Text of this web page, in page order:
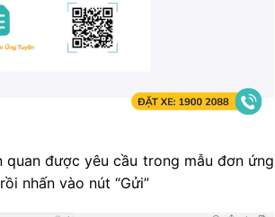
được yêu cầu trong mẫu đơn ứng
nhấn vào nút “Gửi”